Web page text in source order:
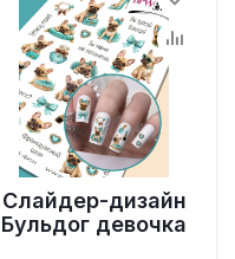
Слайдер-дизайн
Бульдог девочка